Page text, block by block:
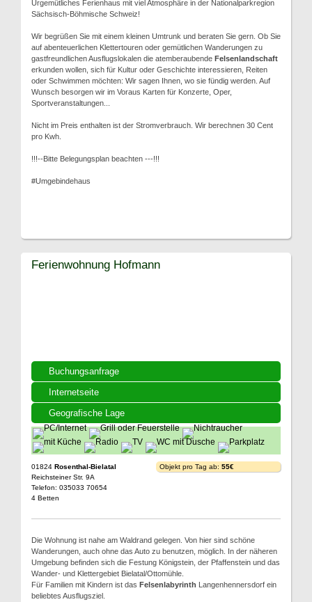
Urgemütliches Ferienhaus mit viel Atmosphäre in der Nationalparkregion
Sächsisch-Böhmische Schweiz!
Wir begrüßen Sie mit einem kleinen Umtrunk und beraten Sie gern. Ob Sie
auf abenteuerlichen Klettertouren oder gemütlichen Wanderungen zu
gastfreundlichen Ausflugslokalen die atemberaubende Felsenlandschaft
erkunden wollen, sich für Kultur oder Geschichte interessieren, Reiten
oder Schwimmen möchten: Wir sagen Ihnen, wo sie fündig werden. Auf
Wunsch besorgen wir im Voraus Karten für Konzerte, Oper,
Sportveranstaltungen...
Nicht im Preis enthalten ist der Stromverbrauch. Wir berechnen 30 Cent
pro Kwh.
!!!--Bitte Belegungsplan beachten ---!!!
#Umgebindehaus
Buchungsanfrage
Internetseite
Geografische Lage
Ferienwohnung Hofmann
01824 Rosenthal-Bielatal
Reichsteiner Str. 9A
Telefon: 035033 70654
4 Betten
Objekt pro Tag ab: 55€
Die Wohnung ist nahe am Waldrand gelegen. Von hier sind schöne
Wanderungen, auch ohne das Auto zu benutzen, möglich. In der näheren
Umgebung befinden sich die Festung Königstein, der Pfaffenstein und das
Wander- und Klettergebiet Bielatal/Ottomühle.
Für Familien mit Kindern ist das Felsenlabyrinth Langenhennersdorf ein
beliebtes Ausflugsziel.